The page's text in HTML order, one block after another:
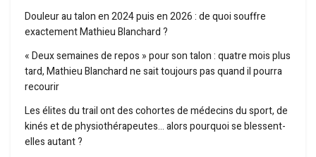
Douleur au talon en 2024 puis en 2026 : de quoi souffre
exactement Mathieu Blanchard ?
« Deux semaines de repos » pour son talon : quatre mois plus
tard, Mathieu Blanchard ne sait toujours pas quand il pourra
recourir
Les élites du trail ont des cohortes de médecins du sport, de
kinés et de physiothérapeutes… alors pourquoi se blessent-
elles autant ?